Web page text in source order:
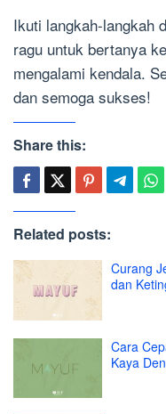
Ikuti langkah-langkah
ragu untuk bertanya
mengalami kendala.
dan semoga sukses!
Share this:
Related posts:
Curang
dan
Cara
Kaya